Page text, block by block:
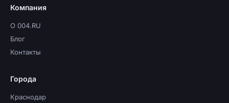
Компания
О 004.RU
Блог
Контакты
Города
Краснодар